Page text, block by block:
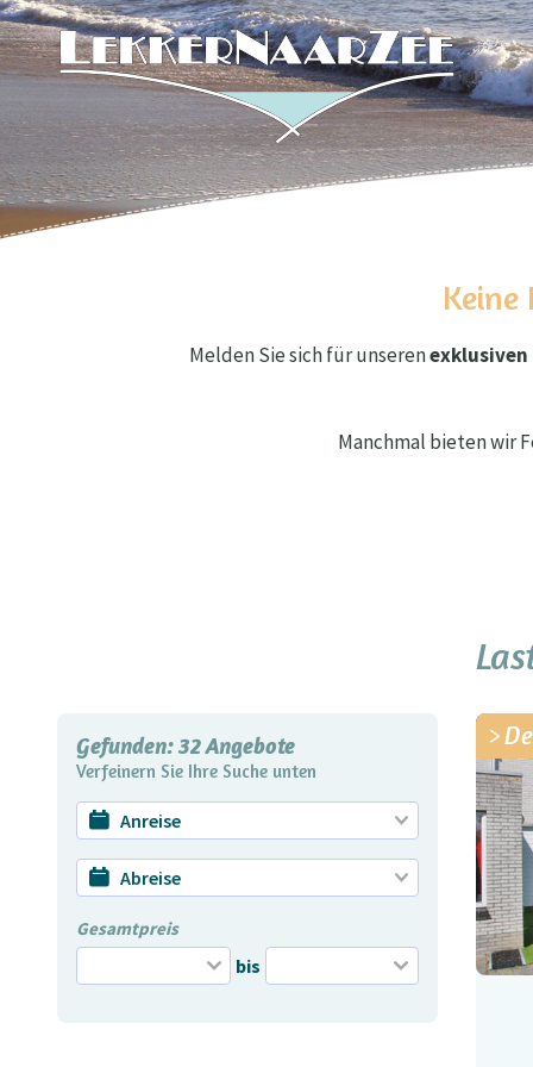
Melden Sie sich für unseren
Manchmal bieten wir
Gefunden:32Angebote
Verfeinern Sie Ihre Suche unten
Gesamtpreis
bis